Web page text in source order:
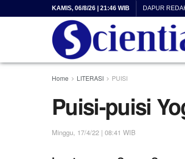
KAMIS, 06/8/26 | 21:46 WIB DAPUR
Home LITERASI PUISI
Puisi-puisi
Minggu, 17/4/22 | 08:41 WIB